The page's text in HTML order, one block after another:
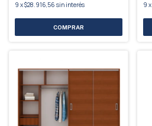
9 x$28.916,56 sin interés 9 x